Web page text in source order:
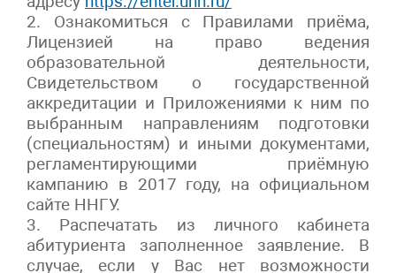
2. Ознакомиться с Правилами приёма,
Лицензией на право ведения
образовательной деятельности,
Свидетельством о государственной
аккредитации и Приложениями к ним по
выбранным направлениям подготовки
(специальностям) и иными документами,
регламентирующими приёмную
кампанию в 2017 году, на официальном
сайте ННГУ.
3. Распечатать из личного кабинета
абитуриента заполненное заявление. В
случае, если у Вас нет возможности